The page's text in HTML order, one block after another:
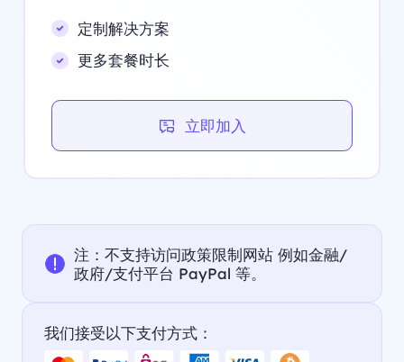
定制解决方案
更多套餐时长
立即加入
注：不支持访问政策限制网站 例如金融/
政府/支付平台 PayPal 等。
我们接受以下支付方式：